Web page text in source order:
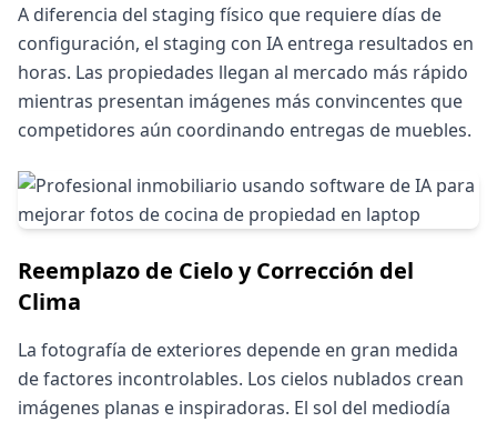
A diferencia del staging físico que requiere días de
configuración, el staging con IA entrega resultados en
horas. Las propiedades llegan al mercado más rápido
mientras presentan imágenes más convincentes que
competidores aún coordinando entregas de muebles.
Reemplazo de Cielo y Corrección del
Clima
La fotografía de exteriores depende en gran medida
de factores incontrolables. Los cielos nublados crean
imágenes planas e inspiradoras. El sol del mediodía